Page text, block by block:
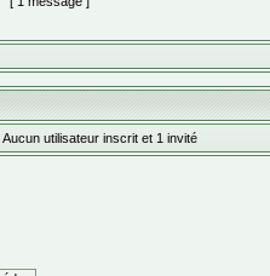
utilisateur inscrit et 1 invité